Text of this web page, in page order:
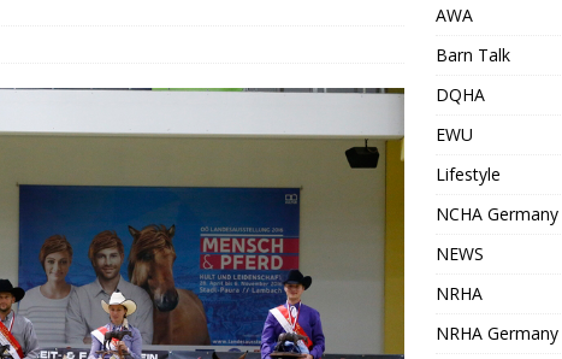
AWA
Barn Talk
DQHA
EWU
Lifestyle
NCHA Germany
NEWS
NRHA
NRHA Germany